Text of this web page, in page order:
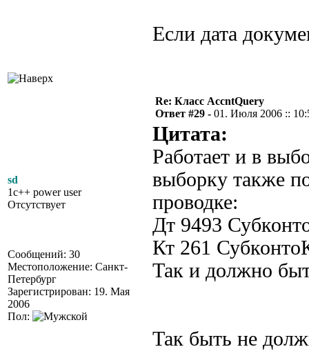
Если дата
sd
1c++ power user
Отсутствует
Сообщений: 30
Местоположение: Санкт-
Петербург
Зарегистрирован: 19. Мая
2006
Пол:
Re: Класс AccntQuery
Ответ #29 - 01. Июля 2006 ::
Цитата:
Работает и в
выборку также
проводке:
Дт 9493
Кт 261
Так и должно
Так быть не